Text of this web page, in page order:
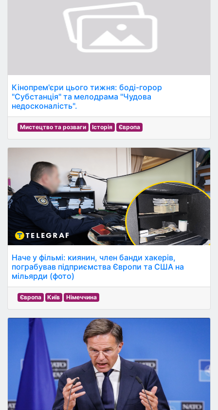
Кінопрем'єри цього тижня: боді-горор
"Субстанція" та мелодрама "Чудова
недосконалість".
Мистецтво та розваги Історія Європа
Наче у фільмі: киянин, член банди хакерів,
пограбував підприємства Європи та США на
мільярди (фото)
Європа Київ Німеччина